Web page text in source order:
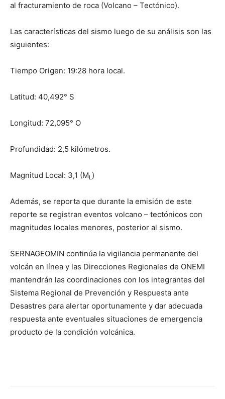
al fracturamiento de roca (Volcano – Tectónico).
Las características del sismo luego de su análisis son las
siguientes:
Tiempo Origen: 19:28 hora local.
Latitud: 40,492° S
Longitud: 72,095° O
Profundidad: 2,5 kilómetros.
Magnitud Local: 3,1 (ML)
Además, se reporta que durante la emisión de este
reporte se registran eventos volcano – tectónicos con
magnitudes locales menores, posterior al sismo.
SERNAGEOMIN continúa la vigilancia permanente del
volcán en línea y las Direcciones Regionales de ONEMI
mantendrán las coordinaciones con los integrantes del
Sistema Regional de Prevención y Respuesta ante
Desastres para alertar oportunamente y dar adecuada
respuesta ante eventuales situaciones de emergencia
producto de la condición volcánica.